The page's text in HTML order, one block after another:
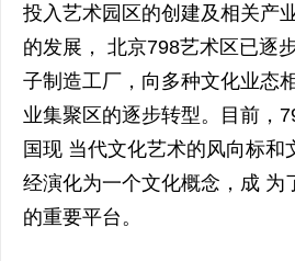
投入艺术园区的创建及相关产
的发展， 北京798艺术区已逐
子制造工厂，向多种文化业态
业集聚区的逐步转型。目前，
国现 当代文化艺术的风向标和
经演化为一个文化概念，成 为
的重要平台。